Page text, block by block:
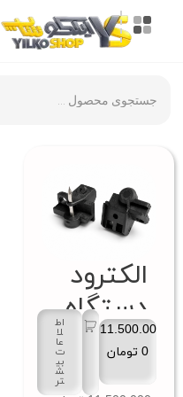
الکترود
دستگاه
جوش
فیبر
11.500.00
0 تومان
اط
لا
عا
ت
بی
ش
تر